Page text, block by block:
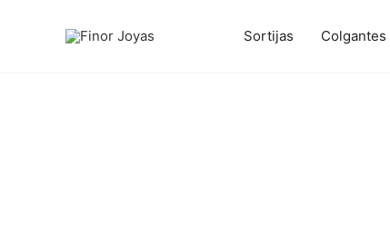
Sortijas Colgantes